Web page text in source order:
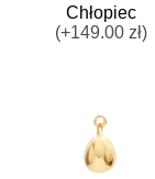
Chłopiec
(+149.00 zł)